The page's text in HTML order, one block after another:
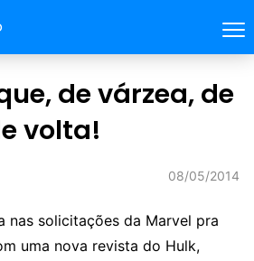
de várzea, de
volta!
08/05/2014
nas solicitações da Marvel pra
uma nova revista do Hulk,